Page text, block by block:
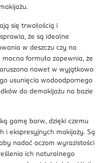
się trwałością i
że są idealne
w deszczu czy na
formuła zapewnia, że
nawet w wyjątkowo
usunięcia wodoodpornego
do demakijażu na bazie
gamę barw, dzięki czemu
i ekspresyjnych makijaży. Są
nadać oczom wyrazistości
ich naturalnego